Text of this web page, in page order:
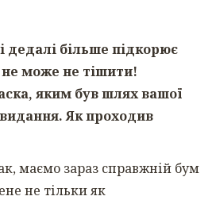
дедалі більше підкорює
не може не тішити!
яким був шлях вашої
видання. Як проходив
маємо зараз справжній бум
не тільки як